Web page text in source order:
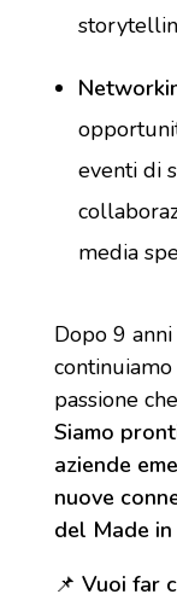
eventi di
media
Dopo 9 anni
passione
Siamo
aziende
nuove
del Made
📌 Vuoi far